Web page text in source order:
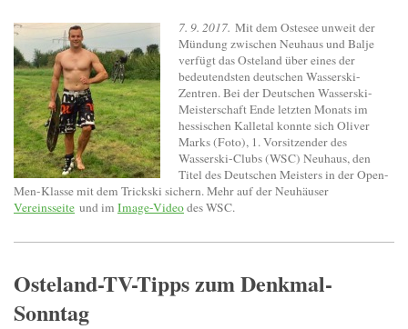
7. 9. 2017. Mit dem Ostesee unweit der
Mündung zwischen Neuhaus und Balje
verfügt das Osteland über eines der
bedeutendsten deutschen Wasserski-
Zentren. Bei der Deutschen Wasserski-
Meisterschaft Ende letzten Monats im
hessischen Kalletal konnte sich Oliver
Marks (Foto), 1. Vorsitzender des
Wasserski-Clubs (WSC) Neuhaus, den
Titel des Deutschen Meisters in der Open-
Men-Klasse mit dem Trickski sichern. Mehr auf der Neuhäuser
Vereinsseite und im Image-Videodes WSC.
Osteland-TV-Tipps zum Denkmal-
Sonntag